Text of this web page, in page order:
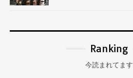
Ranking
今読まれてます